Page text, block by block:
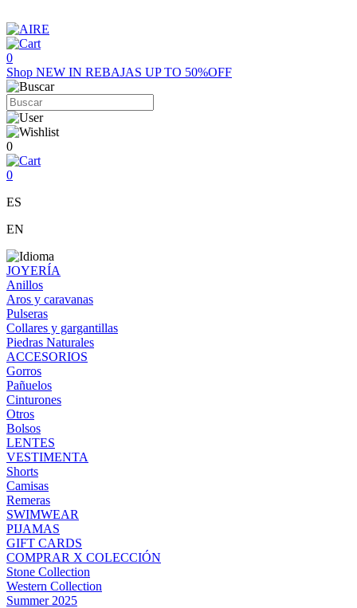
0
Shop NEW IN REBAJAS UP TO 50%OFF
0
0
ES
EN
JOYERÍA
Anillos
Aros y caravanas
Pulseras
Collares y gargantillas
Piedras Naturales
ACCESORIOS
Gorros
Pañuelos
Cinturones
Otros
Bolsos
LENTES
VESTIMENTA
Shorts
Camisas
Remeras
SWIMWEAR
PIJAMAS
GIFT CARDS
COMPRAR X COLECCIÓN
Stone Collection
Western Collection
Summer 2025